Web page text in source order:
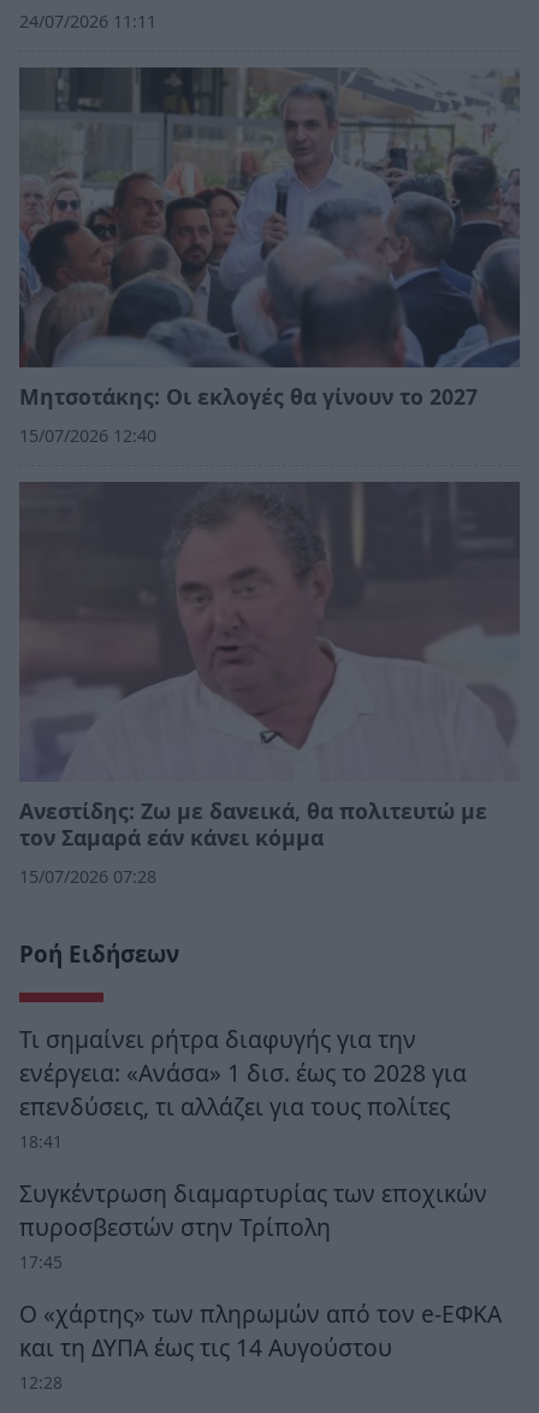
24/07/2026 11:11
Μητσοτάκης: Οι εκλογές θα γίνουν το 2027
15/07/2026 12:40
Ανεστίδης: Ζω με δανεικά, θα πολιτευτώ με
τον Σαμαρά εάν κάνει κόμμα
15/07/2026 07:28
Ροή Ειδήσεων
Τι σημαίνει ρήτρα διαφυγής για την
ενέργεια: «Ανάσα» 1 δισ. έως το 2028 για
επενδύσεις, τι αλλάζει για τους πολίτες
18:41
Συγκέντρωση διαμαρτυρίας των εποχικών
πυροσβεστών στην Τρίπολη
17:45
Ο «χάρτης» των πληρωμών από τον e-ΕΦΚΑ
και τη ΔΥΠΑ έως τις 14 Αυγούστου
12:28